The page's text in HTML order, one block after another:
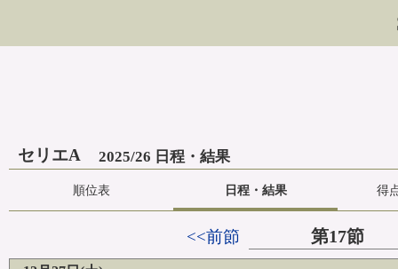
セリエA 2025/26 日程・結果
順位表 日程・結果 得
<<前節 第17節